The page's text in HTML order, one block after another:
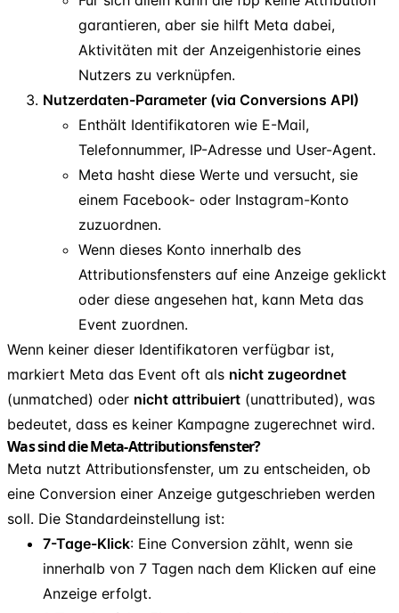
garantieren, aber sie hilft Meta dabei,
Aktivitäten mit der Anzeigenhistorie eines
Nutzers zu verknüpfen.
Nutzerdaten-Parameter (via Conversions API)
Enthält Identifikatoren wie E-Mail,
Telefonnummer, IP-Adresse und User-Agent.
Meta hasht diese Werte und versucht, sie
einem Facebook- oder Instagram-Konto
zuzuordnen.
Wenn dieses Konto innerhalb des
Attributionsfensters auf eine Anzeige geklickt
oder diese angesehen hat, kann Meta das
Event zuordnen.
Wenn keiner dieser Identifikatoren verfügbar ist,
markiert Meta das Event oft als nicht zugeordnet
(unmatched) oder nicht attribuiert (unattributed), was
bedeutet, dass es keiner Kampagne zugerechnet wird.
Was sind die Meta-Attributionsfenster?
Meta nutzt Attributionsfenster, um zu entscheiden, ob
eine Conversion einer Anzeige gutgeschrieben werden
soll. Die Standardeinstellung ist:
7-Tage-Klick: Eine Conversion zählt, wenn sie
innerhalb von 7 Tagen nach dem Klicken auf eine
Anzeige erfolgt.